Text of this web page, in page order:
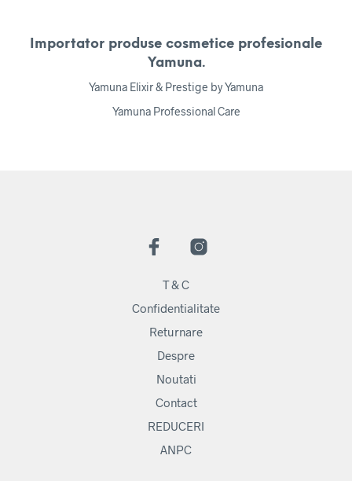
Importator produse cosmetice profesionale
Yamuna.
Yamuna Elixir & Prestige by Yamuna
Yamuna Professional Care
T & C
Confidentialitate
Returnare
Despre
Noutati
Contact
REDUCERI
ANPC